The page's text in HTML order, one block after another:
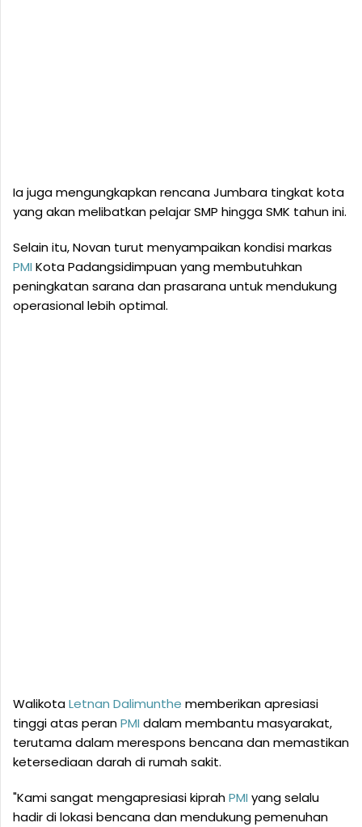
Ia juga mengungkapkan rencana Jumbara tingkat kota
yang akan melibatkan pelajar SMP hingga SMK tahun ini.
Selain itu, Novan turut menyampaikan kondisi markas
PMI Kota Padangsidimpuan yang membutuhkan
peningkatan sarana dan prasarana untuk mendukung
operasional lebih optimal.
WalikotaLetnan Dalimunthe memberikan apresiasi
tinggi atas peranPMI dalam membantu masyarakat,
terutama dalam merespons bencana dan memastikan
ketersediaan darah di rumah sakit.
"Kami sangat mengapresiasi kiprahPMI yang selalu
hadir di lokasi bencana dan mendukung pemenuhan